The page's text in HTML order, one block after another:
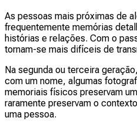
As pessoas mais próximas de
frequentemente memórias
histórias e relações. Com o
tornam-se mais difíceis de
Na segunda ou terceira
com um nome, algumas
memoriais físicos preservam
raramente preservam o
uma pessoa.